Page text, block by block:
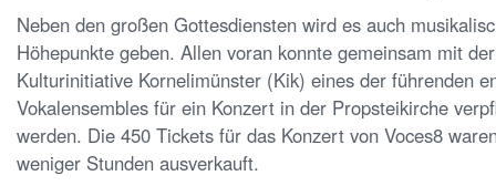
Neben den großen Gottesdiensten wird es auch
Höhepunkte geben. Allen voran konnte gemeinsam mit der
Kulturinitiative Kornelimünster (Kik) eines der führenden
Vokalensembles für ein Konzert in der Propsteikirche
werden. Die 450 Tickets für das Konzert von Voces8
weniger Stunden ausverkauft.